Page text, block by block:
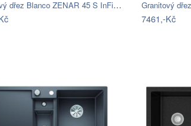
Granitový dřez Blanco ZENAR 45 S InFino…
7461,-Kč